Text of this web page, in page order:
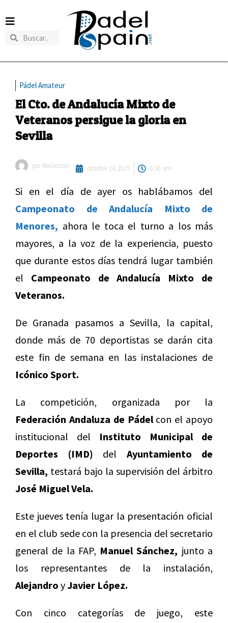
Pádel Amateur
El Cto. de Andalucía Mixto de
Veteranos persigue la gloria en
Sevilla
por Redaccion octubre 24, 2025 6:30 am
Si en el día de ayer os hablábamos del
Campeonato de Andalucía Mixto de
Menores, ahora le toca el turno a los más
mayores, a la voz de la experiencia, puesto
que durante estos días tendrá lugar también
el Campeonato de Andalucía Mixto de
Veteranos.
De Granada pasamos a Sevilla, la capital,
donde más de 70 deportistas se darán cita
este fin de semana en las instalaciones de
Icónico Sport.
La competición, organizada por la
Federación Andaluza de Pádelcon el apoyo
institucional del Instituto Municipal de
Deportes (IMD) del Ayuntamiento de
Sevilla, testará bajo la supervisión del árbitro
José Miguel Vela.
Este jueves tenía lugar la presentación oficial
en el club sede con la presencia del secretario
general de la FAP, Manuel Sánchez, junto a
los representantes de la instalación,
Alejandro yJavier López.
Con cinco categorías de juego, este